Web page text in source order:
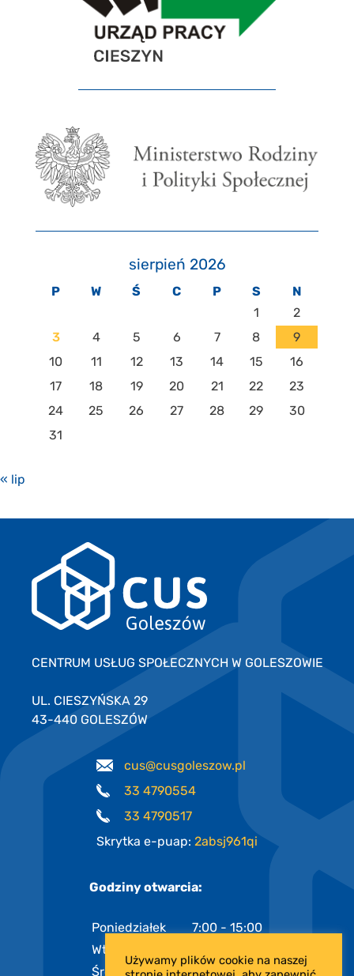
sierpień 2026
P W Ś C P S
N
1
2
3
4 5 6 7 8
9
10
11 12 13 14 15
16
17
18 19 20 21 22
23
24
25 26 27 28 29
30
31
« lip
Używamy plików cookie na naszej
CENTRUM USŁUG SPOŁECZNYCH W GOLESZOWIE
UL. CIESZYŃSKA 29
43-440 GOLESZÓW
cus@cusgoleszow.pl
33 4790554
33 4790517
Skrytka e-puap: 2absj961qi
Godziny otwarcia:
Poniedziałek
7:00 - 15:00
Wtorek
Środa
7:00 - 17:00